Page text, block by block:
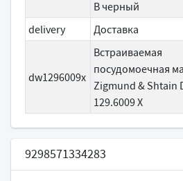
B черный
delivery Доставка
dw1296009x
Встраиваемая
посудомоечная
Zigmund & Shtain
129.6009 X
9298571334283